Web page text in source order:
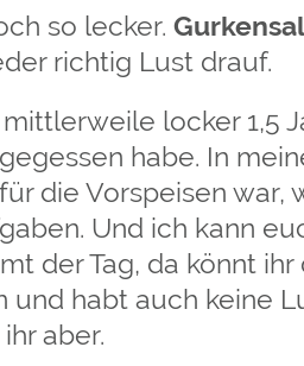
so lecker.
richtig Lust drauf.
locker 1,5
habe. In
die Vorspeisen war,
Und ich kann
der Tag, da könnt
und habt auch keine
aber.